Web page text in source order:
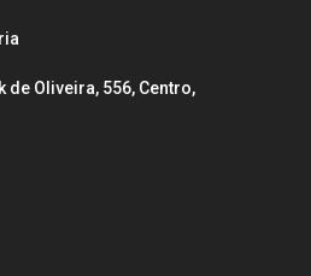
Oliveira, 556, Centro,